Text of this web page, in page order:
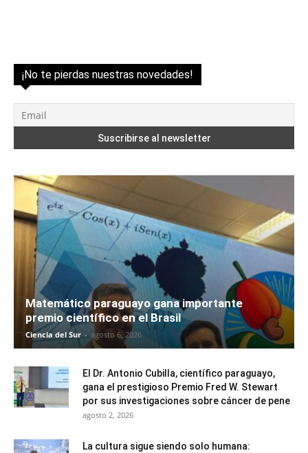
¡No te pierdas nuestras novedades!
Matemático paraguayo gana importante
premio científico en el Brasil
Ciencia del Sur - agosto 6, 2026
El Dr. Antonio Cubilla, científico paraguayo,
gana el prestigioso Premio Fred W. Stewart
por sus investigaciones sobre cáncer de pene
agosto 2, 2026
La cultura sigue siendo solo humana: